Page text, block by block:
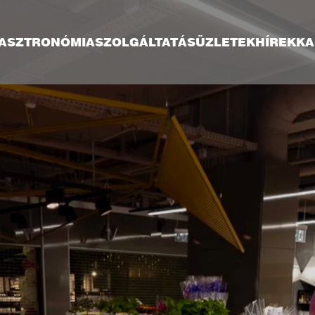
SZOLGÁLTATÁSÜZLETEKHÍREK